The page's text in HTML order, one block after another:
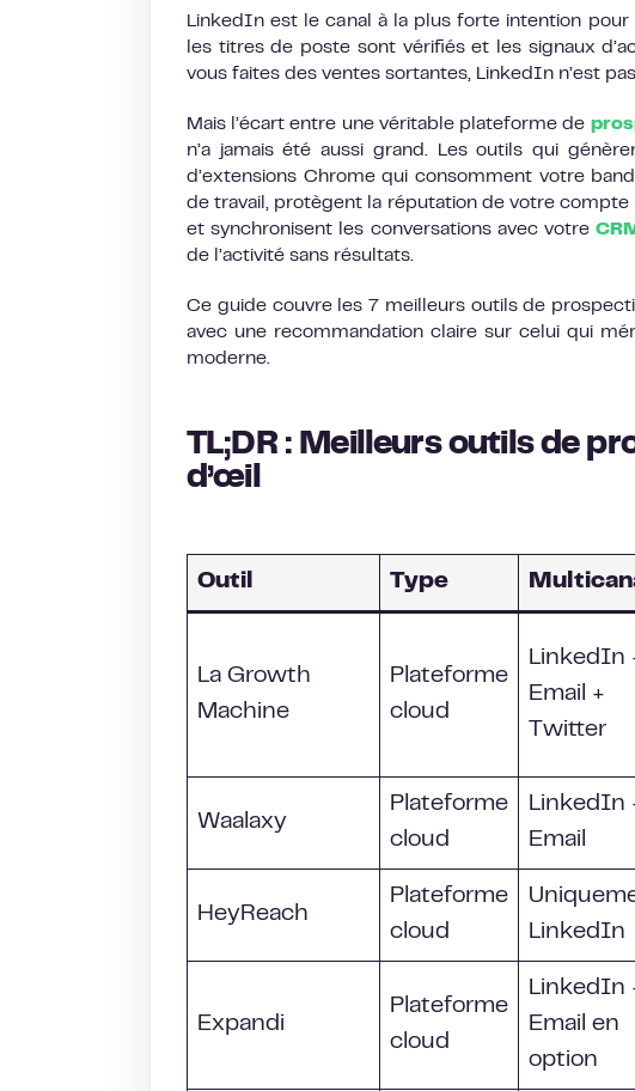
LinkedIn est le canal à la plus forte intention
les titres de poste sont vérifiés et les signaux
vous faites des ventes sortantes, LinkedIn n’est
Mais l’écart entre une véritable plateforme de
n’a jamais été aussi grand. Les outils qui
d’extensions Chrome qui consomment votre
de travail, protègent la réputation de votre
et synchronisent les conversations avec votre
de l’activité sans résultats.
Ce guide couvre les 7 meilleurs outils de
avec une recommandation claire sur celui qui
moderne.
TL;DR : Meilleurs outils de
d’œil
Outil Type
La Growth
Machine
Plateforme
cloud
LinkedIn
Email +
Twitter
Waalaxy
Plateforme
cloud
LinkedIn
Email
HeyReach
Plateforme
cloud
LinkedIn
Expandi
Plateforme
cloud
LinkedIn
Email en
option